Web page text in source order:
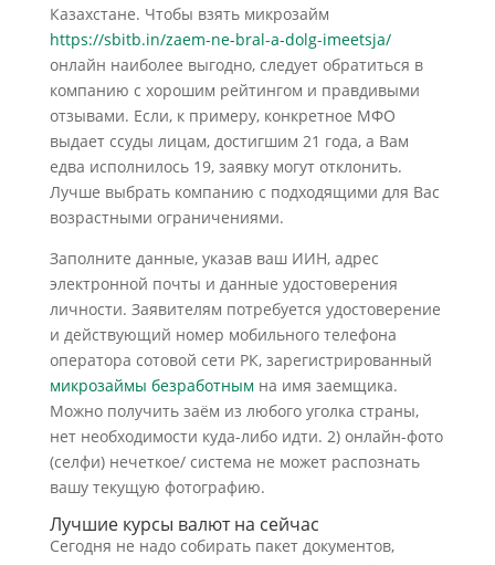
Казахстане. Чтобы взять микрозайм
https://sbitb.in/zaem-ne-bral-a-dolg-imeetsja/
онлайн наиболее выгодно, следует обратиться в
компанию с хорошим рейтингом и правдивыми
отзывами. Если, к примеру, конкретное МФО
выдает ссуды лицам, достигшим 21 года, а Вам
едва исполнилось 19, заявку могут отклонить.
Лучше выбрать компанию с подходящими для Вас
возрастными ограничениями.
Заполните данные, указав ваш ИИН, адрес
электронной почты и данные удостоверения
личности. Заявителям потребуется удостоверение
и действующий номер мобильного телефона
оператора сотовой сети РК, зарегистрированный
микрозаймы безработным на имя заемщика.
Можно получить заём из любого уголка страны,
нет необходимости куда-либо идти. 2) онлайн-фото
(селфи) нечеткое/ система не может распознать
вашу текущую фотографию.
Лучшие курсы валют на сейчас
Сегодня не надо собирать пакет документов,